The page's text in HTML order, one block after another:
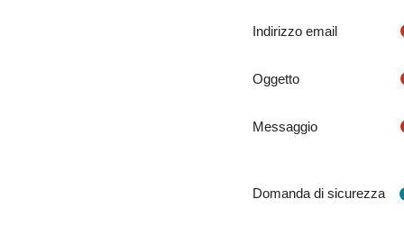
Indirizzo email
Oggetto
Messaggio
Domanda di sicurezza